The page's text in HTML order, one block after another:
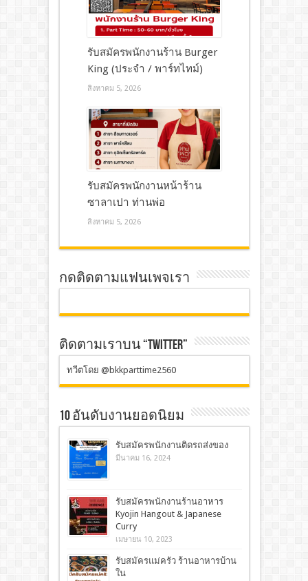
รับสมัครพนักงานร้าน Burger
King (ประจำ / พาร์ทไทม์)
สิงหาคม 5, 2026
รับสมัครพนักงานหน้าร้าน
ซาลาเปา ท่านพ่อ
สิงหาคม 5, 2026
กดติดตามแฟนเพจเรา
ติดตามเราบน “TWITTER”
ทวีตโดย @bkkparttime2560
10 อันดับงานยอดนิยม
รับสมัครพนักงานติดรถส่งของ
มีนาคม 16, 2024
รับสมัครพนักงานร้านอาหาร
Kyojin Hangout & Japanese
Curry
เมษายน 10, 2023
รับสมัครแม่ครัว ร้านอาหารบ้าน
ใน